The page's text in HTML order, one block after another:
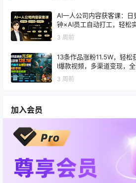
AI一人公司内容获客课：
钟×AI员工自动打工，轻松
3 周前
13条作品涨粉11.5W，轻松
I爆款视频，多渠道变现，
3 周前
加入会员